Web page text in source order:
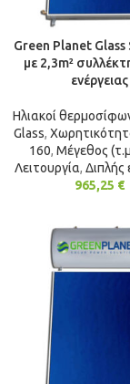
Green Planet Glass
με 2,3m²
ενέργειας
Ηλιακοί
Glass,
160, Μέγεθος
Λειτουργία, Διπλής
965,25 €